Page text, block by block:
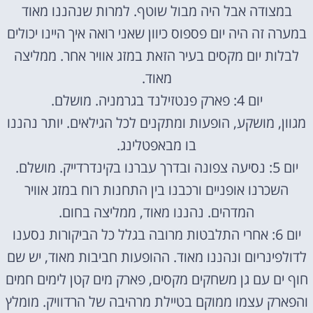
במצודה אבל היה מבול שוטף. למרות שנהננו מאוד
במערה זה היה יום פספוס כיוון שאני רואה איך היינו יכולים
לבלות יום מקסים בעיר הזאת במזג אוויר אחר. ממליצה
מאוד.
יום 4: פארק פנטזילנד בגרמניה. מושלם.
מגוון, מושקע, הופעות ומתקנים לכל הגילאים. יותר נהננו
בו מבאפטלינג.
יום 5: נסיעה צפונה ובדרך עברנו בקינדרדייק. מושלם.
השכרנו אופניים ורכבנו בין התחנות רוח במזג אוויר
המדהים. נהננו מאוד, ממליצה בחום.
יום 6: אחרי התלבטות מרובה בגלל כל הביקורות נסענו
לדולפינריום ונהננו מאוד. ההופעות חביבות מאוד, יש שם
חוף ים עם גן משחקים מקסים, פארק מים קטן לימים חמים
והפארק עצמו ממוקם בטיילת מרהיבה של הרדוויק. מומלץ